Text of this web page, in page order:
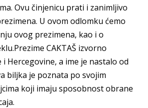
Ovu činjenicu prati i zanimljivo
U ovom odlomku ćemo
ovog prezimena, kao i o
CAKTAŠ izvorno
i Hercegovine, a ime je nastalo od
biljka je poznata po svojim
koji imaju sposobnost obrane